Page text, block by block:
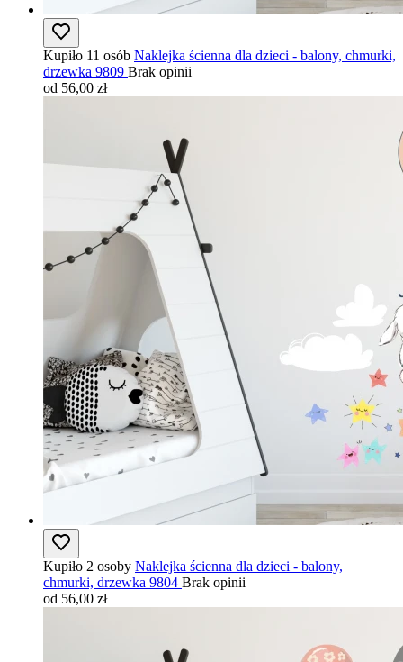
Kupiło 11 osób Naklejka ścienna dla dzieci - balony, chmurki,
drzewka 9809 Brak opinii
od 56,00 zł
Kupiło 2 osoby Naklejka ścienna dla dzieci - balony,
chmurki, drzewka 9804 Brak opinii
od 56,00 zł